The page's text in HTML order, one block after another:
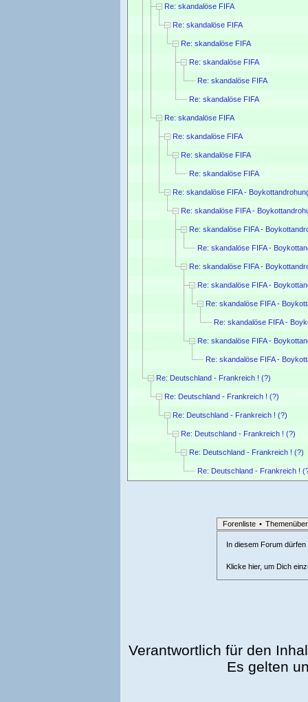
Re: skandalöse FIFA
Re: skandalöse FIFA
Re: skandalöse FIFA
Re: skandalöse FIFA
Re: skandalöse FIFA
Re: skandalöse FIFA
Re: skandalöse FIFA
Re: skandalöse FIFA
Re: skandalöse FIFA
Re: skandalöse FIFA
Re: skandalöse FIFA -
Re: skandalöse FIFA -
Re: skandalöse FIFA -
Re: skandalöse FIFA -
Re: skandalöse FIFA -
Re: skandalöse FIFA -
Re: skandalöse FIFA -
Re: skandalöse FIFA -
Re: skandalöse FIFA -
Re: skandalöse FIFA -
Re: Deutschland - Frankreich ! (?)
Re: Deutschland - Frankreich ! (?)
Re: Deutschland - Frankreich ! (?)
Re: Deutschland - Frankreich ! (?)
Re: Deutschland - Frankreich ! (?)
Re: Deutschland - Frankreich !
Forenliste •
In diesem Forum
Klicke hier, um Dich
Verantwortlich für den
Es gelten